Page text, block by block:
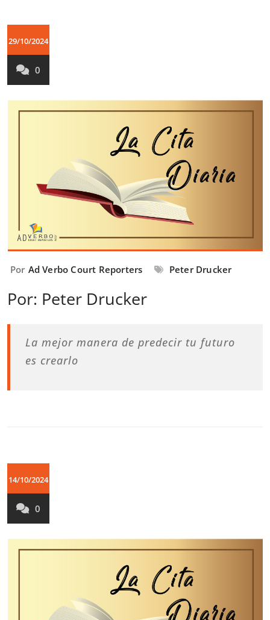
29/10/2024
0
Por Ad Verbo Court Reporters Peter Drucker
Por: Peter Drucker
La mejor manera de predecir tu futuro
es crearlo
14/10/2024
0